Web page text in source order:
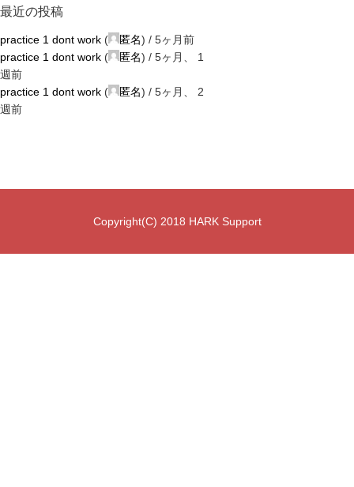
最近の投稿
practice 1 dont work ( 匿名) / 5ヶ月前
practice 1 dont work ( 匿名) / 5ヶ月、 1
週前
practice 1 dont work ( 匿名) / 5ヶ月、 2
週前
Copyright(C) 2018 HARK Support